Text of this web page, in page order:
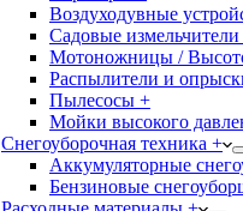
Воздуходувные
Садовые
Мотоножницы /
Распылители и
Пылесосы +
Мойки высокого
Снегоуборочная техника +
Аккумуляторные
Бензиновые